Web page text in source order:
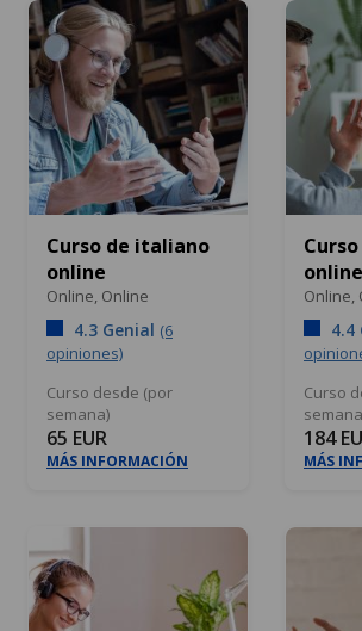
Curso de italiano
online
Online, Online
4.3 Genial (6
opiniones)
Curso desde (por
semana)
65 EUR
MÁS INFORMACIÓN
online
Online,
4.4
Curso
184
MÁS